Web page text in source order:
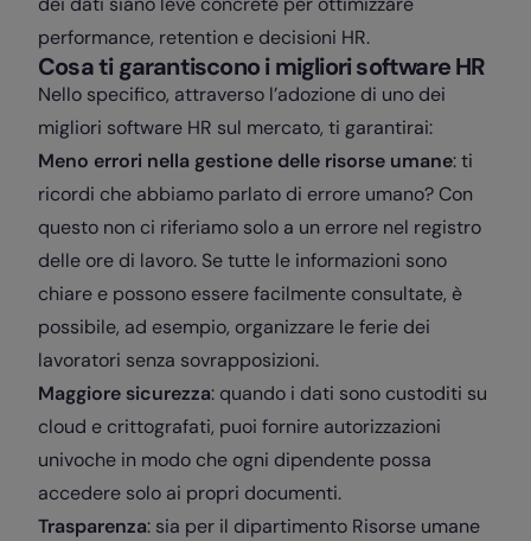
performance, retention e decisioni HR.
Cosa ti garantiscono i migliori software HR
Nello specifico, attraverso l’adozione di uno dei
migliori software HR sul mercato, ti garantirai:
Meno errori nella gestione delle risorse umane: ti
ricordi che abbiamo parlato di errore umano? Con
questo non ci riferiamo solo a un errore nel registro
delle ore di lavoro. Se tutte le informazioni sono
chiare e possono essere facilmente consultate, è
possibile, ad esempio, organizzare le ferie dei
lavoratori senza sovrapposizioni.
Maggiore sicurezza: quando i dati sono custoditi su
cloud e crittografati, puoi fornire autorizzazioni
univoche in modo che ogni dipendente possa
accedere solo ai propri documenti.
Trasparenza: sia per il dipartimento Risorse umane